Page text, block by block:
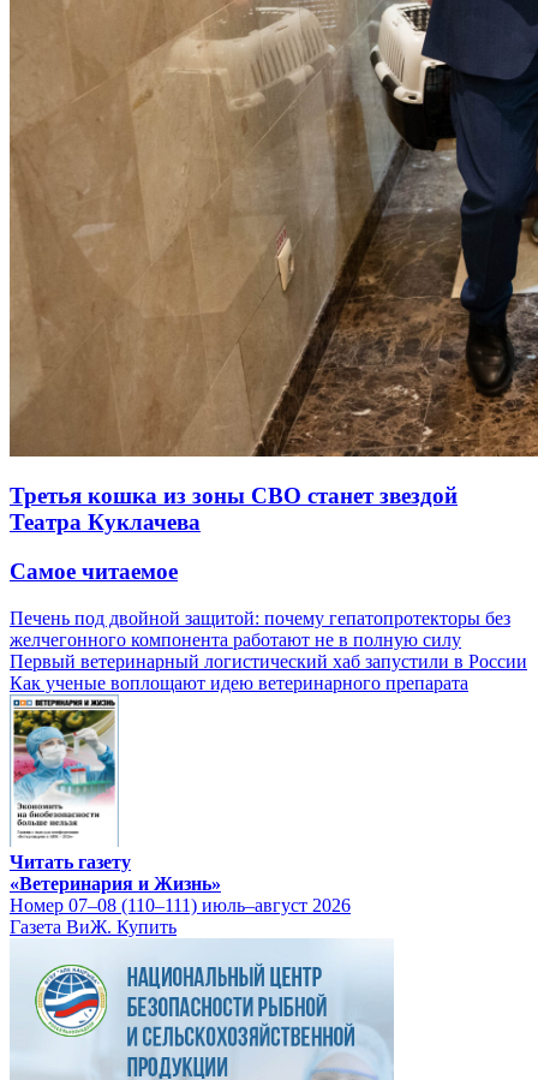
Третья кошка из зоны СВО станет звездой
Театра Куклачева
Самое читаемое
Печень под двойной защитой: почему гепатопротекторы без
желчегонного компонента работают не в полную силу
Первый ветеринарный логистический хаб запустили в России
Как ученые воплощают идею ветеринарного препарата
Читать газету
«Ветеринария и Жизнь»
Номер 07–08 (110–111) июль–август 2026
Газета ВиЖ. Купить